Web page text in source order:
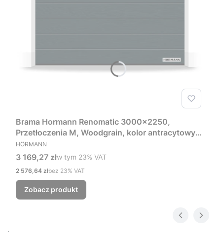
Brama Hormann Renomatic 3000x2250,
Przetłoczenia M, Woodgrain, kolor antracytowy
RAL 7016 + Prowadzenie Z
PRODUCENT
HÖRMANN
Cena brutto
3 169,27 złw tym %s VAT
w tym 23% VAT
Cena netto
2 576,64 złbez 23% VAT
Zobacz produkt